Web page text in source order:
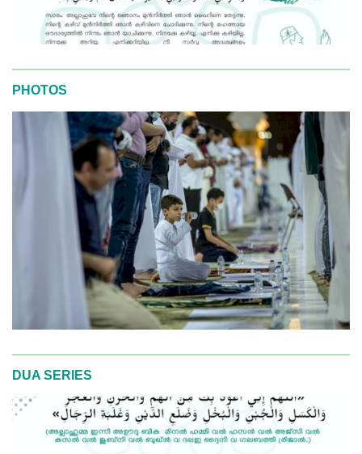
PHOTOS
DUA SERIES